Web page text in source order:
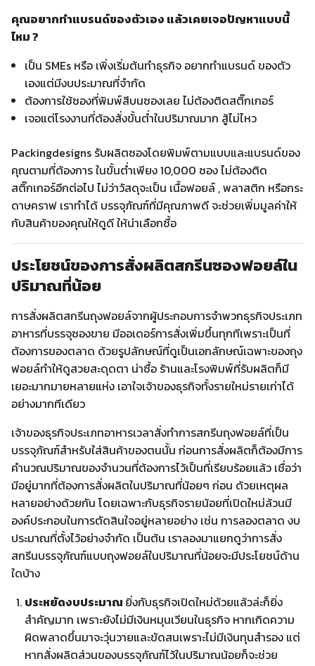
คุณอยากทำแบรนด์ของตัวเอง แล้วเคยเจอปัญหาแบบนี้
ไหม ?
เป็น SMEs หรือ เพิ่งเริ่มต้นทำธุรกิจ อยากทำแบรนด์ ของตัว
เองแต่มีงบประมาณที่จำกัด
ต้องการใช้ซองที่พิมพ์สีบนซองเลย ไม่ต้องติดสติ๊กเกอร์
เจอแต่โรงงานที่ต้องสั่งขั้นต่ำในปริมาณมาก สู้ไม่ไหว
Packingdesigns รับผลิตซองโดยพิมพ์ตามแบบและแบรนด์ของ
คุณตามที่ต้องการ ในขั้นต่ำเพียง 10,000 ซอง ไม่ต้องติด
สติ๊กเกอร์อีกต่อไป ไม่ว่าวัสดุจะเป็น เนื้อฟอยล์ , พลาสติก หรือกระ
ดาษคราฟ เราทำได้ บรรจุภัณฑ์ที่มีคุณภาพดี จะช่วยเพิ่มมูลค่าให้
กับสินค้าของคุณให้ดูดี ให้น่าเลือกซื้อ
ประโยชน์ของการสั่งผลิตสกรีนซองฟอยล์ใน
ปริมาณที่น้อย
การสั่งผลิตสกรีนถุงฟอยล์จากผู้ประกอบการจำพวกธุรกิจประเภท
อาหารที่บรรจุซองขาย มีออเดอร์การสั่งเพิ่มขึ้นทุกทีเพราะเป็นที่
ต้องการของตลาด ด้วยรูปลักษณ์ที่ดูเป็นเอกลักษณ์เฉพาะของถุง
ฟอยล์ทำให้ดูสวยสะดุดตา น่าซื้อ ร้านและโรงพิมพ์ที่รับผลิตก็มี
เยอะมากมายหลายแห่ง เอาใจเจ้าของธุรกิจทั้งรายใหม่รายเก่าได้
อย่างมากทีเดียว
เจ้าของธุรกิจประเภทอาหารเวลาสั่งทำการสกรีนถุงฟอยล์ที่เป็น
บรรจุภัณฑ์สำหรับใส่สินค้าของตนนั้น ก่อนการสั่งผลิตก็ต้องมีการ
คำนวณปริมาณของจำนวนที่ต้องการไว้เป็นที่เรียบร้อยแล้ว เชื่อว่า
มีอยู่มากที่ต้องการสั่งผลิตในปริมาณที่น้อยๆ ก่อน ด้วยเหตุผล
หลายอย่างด้วยกัน โดยเฉพาะกับธุรกิจรายน้อยที่เปิดใหม่ล้วนมี
องค์ประกอบในการตัดสินใจอยู่หลายอย่าง เช่น การลองตลาด งบ
ประมาณที่ตั้งไว้อย่างจำกัด เป็นต้น เราลองมาแยกดูว่าการสั่ง
สกรีนบรรจุภัณฑ์แบบถุงฟอยล์ในปริมาณที่น้อยจะมีประโยชน์ด้าน
ใดบ้าง
ประหยัดงบประมาณ ยิ่งกับธุรกิจเปิดใหม่ด้วยแล้วล่ะก็ยิ่ง
สำคัญมาก เพราะยังไม่มีเงินหมุนเวียนในธุรกิจ หากเกิดความ
ผิดพลาดขึ้นมาจะวุ่นวายและขัดสนเพราะไม่มีเงินทุนสำรอง แต่
หากสั่งผลิตส่วนของบรรจุภัณฑ์ไว้ในปริมาณน้อยก็จะช่วย